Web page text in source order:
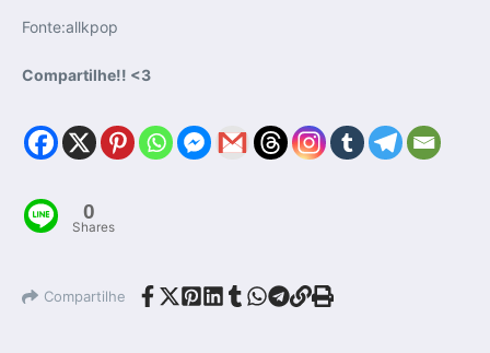
Fonte:allkpop
Compartilhe!! <3
0
Shares
Compartilhe